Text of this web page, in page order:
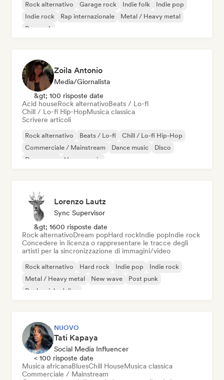
Rock alternativo Garage rock Indie folk
Indie pop
Indie rock
Rap internazionale
Metal / Heavy metal
Pop rock
Zoila Antonio
Media/Giornalista
&gt; 100 risposte date
Acid houseRock alternativoBeats / Lo-fi
Chill / Lo-fi Hip-HopMusica classica
Scrivere articoli
Rock alternativo Beats / Lo-fi
Chill / Lo-fi Hip-Hop
Commerciale / Mainstream
Dance music
Disco
Dream pop
House music
Lorenzo Lautz
Sync Supervisor
&gt; 1600 risposte date
Rock alternativoDream popHard rockIndie popIndie rock
Concedere in licenza o rappresentare le tracce degli
artisti per la sincronizzazione di immagini/video
Rock alternativo Hard rock Indie pop
Indie rock
Metal / Heavy metal
New wave
Post punk
Rock psichedelico
NUOVO
Tati Kapaya
Social Media Influencer
< 100 risposte date
Musica africanaBluesChill HouseMusica classica
Commerciale / Mainstream